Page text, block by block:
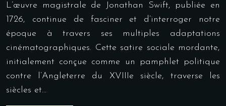
L’œuvre magistrale de Jonathan Swift, publiée en
1726, continue de fasciner et d’interroger notre
époque à travers ses multiples adaptations
cinématographiques. Cette satire sociale mordante,
initialement conçue comme un pamphlet politique
contre l’Angleterre du XVIIIe siècle, traverse les
siècles et…